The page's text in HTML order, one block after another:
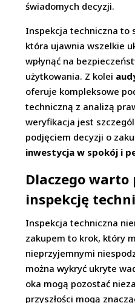
świadomych decyzji.
Inspekcja techniczna to
która ujawnia wszelkie
wpłynąć na
użytkowania. Z kolei
oferuje kompleksowe
techniczną z analizą
weryfikacja jest
podjęciem decyzji o
inwestycja w spokój i
Dlaczego
inspekcję
Inspekcja techniczna
zakupem to krok, który
nieprzyjemnymi
można wykryć ukryte
oka mogą pozostać
przyszłości mogą